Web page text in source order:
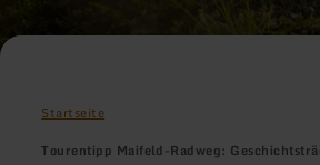
Startseite
Tourentipp Maifeld-Radweg: